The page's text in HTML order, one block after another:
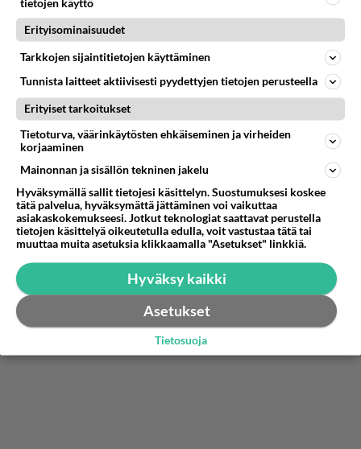
sotaakin. Tai viehän se sota varallisuutemme
Ukrainaan, niin tavallaan sodassa mukana ollaan!
Vaikka kuinka käyttäisit me-muotoa
propagandassasi ("varallisuutemme, mukana
ollaan"), niin kukaan ei sinua poloista tiltua luule
Äänestä
tietojen käyttö
Erityisominaisuudet
Tarkkojen sijaintitietojen käyttäminen
Tunnista laitteet aktiivisesti pyydettyjen tietojen perusteella
Erityiset tarkoitukset
Tietoturva, väärinkäytösten ehkäiseminen ja virheiden
korjaaminen
Mainonnan ja sisällön tekninen jakelu
Hyväksymällä sallit tietojesi käsittelyn. Suostumuksesi koskee
tätä palvelua, hyväksymättä jättäminen voi vaikuttaa
asiakaskokemukseesi. Jotkut teknologiat saattavat perustella
tietojen käsittelyä oikeutetulla edulla, voit vastustaa tätä tai
muuttaa muita asetuksia klikkaamalla "Asetukset" linkkiä.
Hyväksy kaikki
Asetukset
Tietosuoja